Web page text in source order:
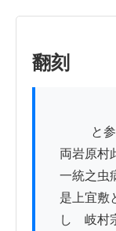
翻刻
両岩原村
一統之虫
是上宜敷
しゝ岐村